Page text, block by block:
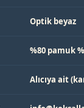
Optik beyaz
%80 pamuk
Alıcıya ait